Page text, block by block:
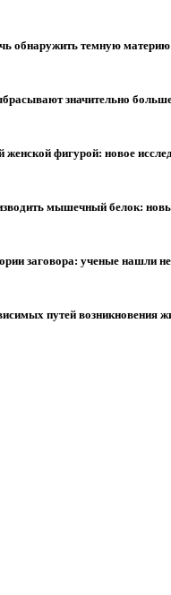
обнаружить темную
значительно
женской фигурой: новое
мышечный белок:
заговора: ученые нашли
путей возникновения